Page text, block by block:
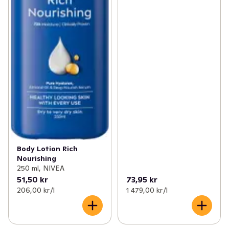
Body Lotion Rich
Nourishing
250 ml, NIVEA
51,50 kr
206,00 kr /l
73,95 kr
1 479,00 kr /l